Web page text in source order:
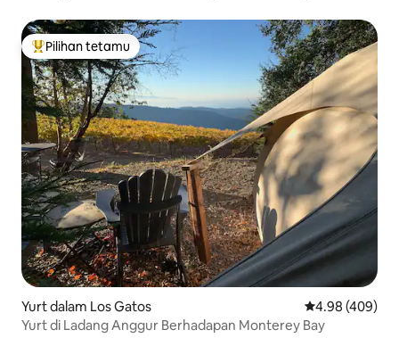
Pilihan utama tetamu
Pilihan tetamu
Yurt dalam Los Gatos Penarafan
4.98 (409)
Yurt di Ladang Anggur Berhadapan Monterey Bay